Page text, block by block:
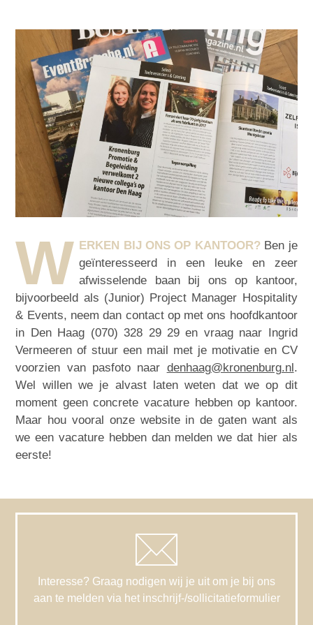
W ERKEN BIJ ONS OP KANTOOR?Ben je
geïnteresseerd in een leuke en zeer
afwisselende baan bij ons op kantoor,
bijvoorbeeld als (Junior) Project Manager Hospitality
& Events, neem dan contact op met ons hoofdkantoor
in Den Haag (070)328 29 29en vraag naar Ingrid
Vermeerenofstuur een mail met je motivatie en CV
voorzien van pasfoto naar denhaag@kronenburg.nl.
Wel willen we je alvast laten weten dat we op dit
moment geen concrete vacature hebben op kantoor.
Maar hou vooral onze website in de gaten want als
we een vacature hebben dan melden we dat hier als
eerste!
Interesse? Graag nodigen wij je uit om je bij ons
aan te melden via het inschrijf-/sollicitatieformulier